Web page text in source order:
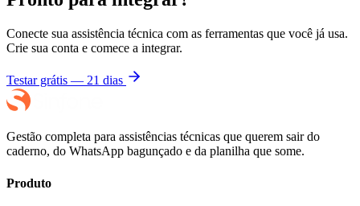
Conecte sua assistência técnica com as ferramentas que você já usa.
Crie sua conta e comece a integrar.
Testar grátis — 21 dias
Gestão completa para assistências técnicas que querem sair do
caderno, do WhatsApp bagunçado e da planilha que some.
Produto